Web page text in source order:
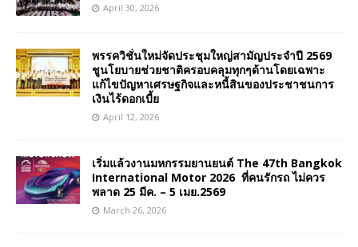
April 30, 2026
พรรควิชั่นใหม่จัดประชุมใหญ่สามัญประจำปี 2569
ชูนโยบายช่วยชาติครอบคลุมทุกๆด้านโดยเฉพาะ
แก้ไขปัญหาเศรษฐกิจและหนี้สินของประชาชนการ
เงินไร้ดอกเบี้ย
April 12, 2026
เริ่มแล้วงานมหกรรมยานยนต์ The 47th Bangkok
International Motor 2026 ที่คนรักรถ ไม่ควร
พลาด 25 มีค. – 5 เมย.2569
March 26, 2026